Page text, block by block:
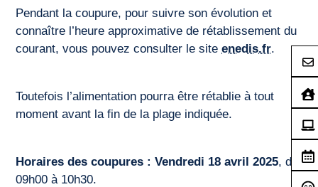
Pendant la coupure, pour suivre son évolution et
connaître l’heure approximative de rétablissement du
courant, vous pouvez consulter le siteenedis.fr.
Toutefois l’alimentation pourra être rétablie à tout
moment avant la fin de la plage indiquée.
Horaires des coupures :Vendredi 18 avril 2025, de
09h00 à 10h30.